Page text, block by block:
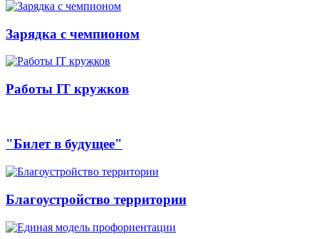
Зарядка с чемпионом
Работы IT кружков
"Билет в будущее"
Благоустройство территории